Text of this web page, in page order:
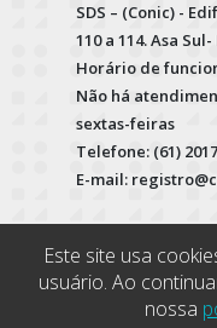
SDS – (Conic) -
110 a 114. Asa
Horário de
Não há
sextas-feiras
Telefone: (61)
E-mail:
Este site usa
usuário. Ao
nossa